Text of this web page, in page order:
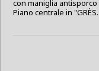
con maniglia
Piano centrale in